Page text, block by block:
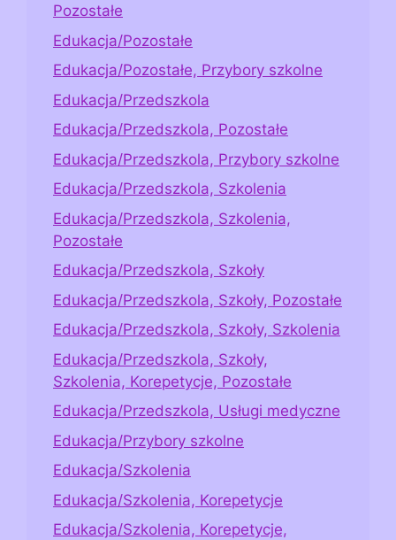
Pozostałe
Edukacja/Pozostałe
Edukacja/Pozostałe, Przybory szkolne
Edukacja/Przedszkola
Edukacja/Przedszkola, Pozostałe
Edukacja/Przedszkola, Przybory szkolne
Edukacja/Przedszkola, Szkolenia
Edukacja/Przedszkola, Szkolenia,
Pozostałe
Edukacja/Przedszkola, Szkoły
Edukacja/Przedszkola, Szkoły, Pozostałe
Edukacja/Przedszkola, Szkoły, Szkolenia
Edukacja/Przedszkola, Szkoły,
Szkolenia, Korepetycje, Pozostałe
Edukacja/Przedszkola, Usługi medyczne
Edukacja/Przybory szkolne
Edukacja/Szkolenia
Edukacja/Szkolenia, Korepetycje
Edukacja/Szkolenia, Korepetycje,